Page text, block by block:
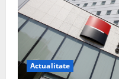
Actualitate